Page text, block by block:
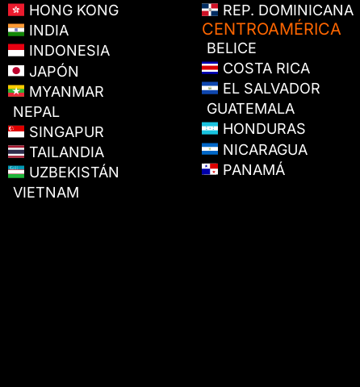
HONG KONG
INDIA
INDONESIA
JAPÓN
MYANMAR
NEPAL
SINGAPUR
TAILANDIA
UZBEKISTÁN
VIETNAM
REP. DOMINICANA
CENTROAMÉRICA
BELICE
COSTA RICA
EL SALVADOR
GUATEMALA
HONDURAS
NICARAGUA
PANAMÁ